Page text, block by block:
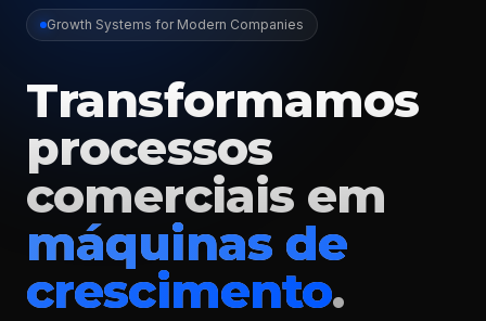
Growth Systems for Modern Companies
Transformamos
processos
comerciais em
máquinas de
crescimento.